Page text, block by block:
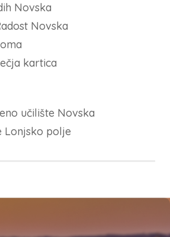
Novska
Novska
kartica
učilište Novska
Lonjsko polje